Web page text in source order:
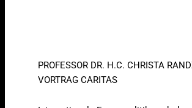
PROFESSOR DR. H.C. CHRISTA
VORTRAG CARITAS